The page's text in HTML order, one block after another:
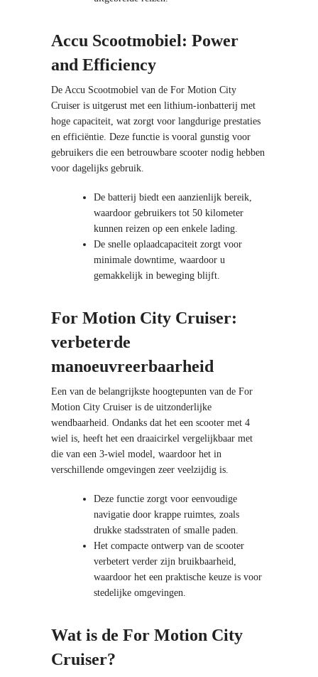
Accu Scootmobiel: Power
and Efficiency
De Accu Scootmobiel van de For Motion City
Cruiser is uitgerust met een lithium-ionbatterij met
hoge capaciteit, wat zorgt voor langdurige prestaties
en efficiëntie. Deze functie is vooral gunstig voor
gebruikers die een betrouwbare scooter nodig hebben
voor dagelijks gebruik.
De batterij biedt een aanzienlijk bereik,
waardoor gebruikers tot 50 kilometer
kunnen reizen op een enkele lading.
De snelle oplaadcapaciteit zorgt voor
minimale downtime, waardoor u
gemakkelijk in beweging blijft.
For Motion City Cruiser:
verbeterde
manoeuvreerbaarheid
Een van de belangrijkste hoogtepunten van de For
Motion City Cruiser is de uitzonderlijke
wendbaarheid. Ondanks dat het een scooter met 4
wiel is, heeft het een draaicirkel vergelijkbaar met
die van een 3-wiel model, waardoor het in
verschillende omgevingen zeer veelzijdig is.
Deze functie zorgt voor eenvoudige
navigatie door krappe ruimtes, zoals
drukke stadsstraten of smalle paden.
Het compacte ontwerp van de scooter
verbetert verder zijn bruikbaarheid,
waardoor het een praktische keuze is voor
stedelijke omgevingen.
Wat is de For Motion City
Cruiser?